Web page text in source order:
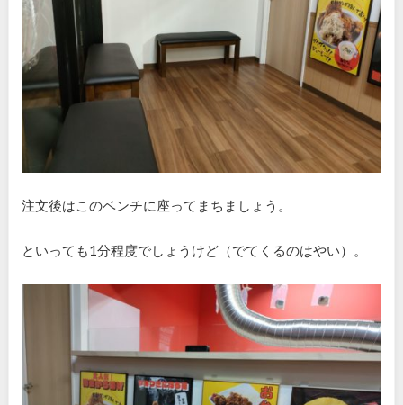
注文後はこのベンチに座ってまちましょう。
といっても1分程度でしょうけど（でてくるのはやい）。